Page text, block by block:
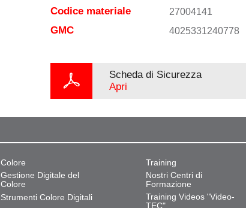
Codice materiale 27004141
GMC 4025331240778
Scheda di Sicurezza
Apri
Colore
Gestione Digitale del
Colore
Strumenti Colore Digitali
Training
Nostri Centri di
Formazione
Training Videos "Video-
TEC"